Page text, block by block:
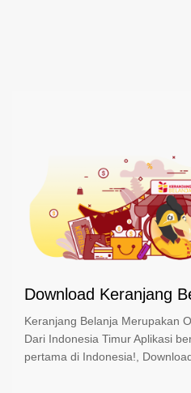
Download Keranjang
Keranjang Belanja Merupakan
Dari Indonesia Timur Aplikasi
pertama di Indonesia!,